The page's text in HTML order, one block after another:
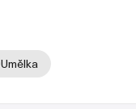
Umělka